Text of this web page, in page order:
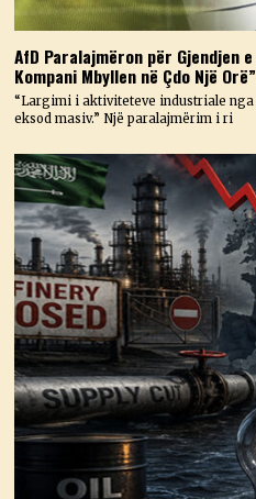
AfD Paralajmëron për Gjendjen
Kompani Mbyllen në Çdo Një
“Largimi i aktiviteteve industriale nga
eksod masiv.” Një paralajmërim i ri